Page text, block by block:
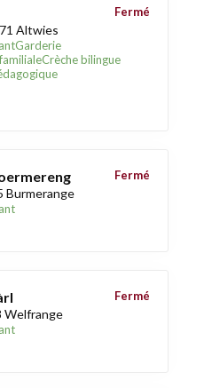
Altwies
Garderie
Crèche bilingue
Fermé
Burmerange
Fermé
Welfrange
Fermé